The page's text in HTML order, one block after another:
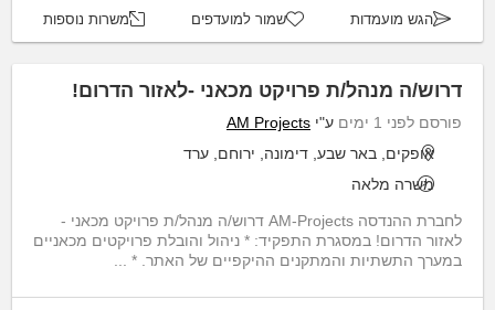
הגש מועמדות שמור למועדפים משרות נוספות
דרוש/ה מנהל/ת פרויקט מכאני -לאזור הדרום!
פורסם לפני 1 ימים ע"י AM Projects
אופקים, באר שבע, דימונה, ירוחם, ערד
משרה מלאה
לחברת ההנדסה AM-Projects דרוש/ה מנהל/ת פרויקט מכאני -
לאזור הדרום! במסגרת התפקיד: * ניהול והובלת פרויקטים מכאניים
במערך התשתיות והמתקנים ההיקפיים של האתר. * ...